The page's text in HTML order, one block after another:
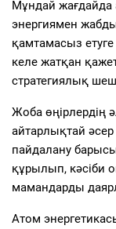
Мұндай
энергиямен
қамтамасыз
келе жатқан
стратегиялық
Жоба өңірлердің
айтарлықтай
пайдалану
құрылып, кәсіби
мамандарды
Атом